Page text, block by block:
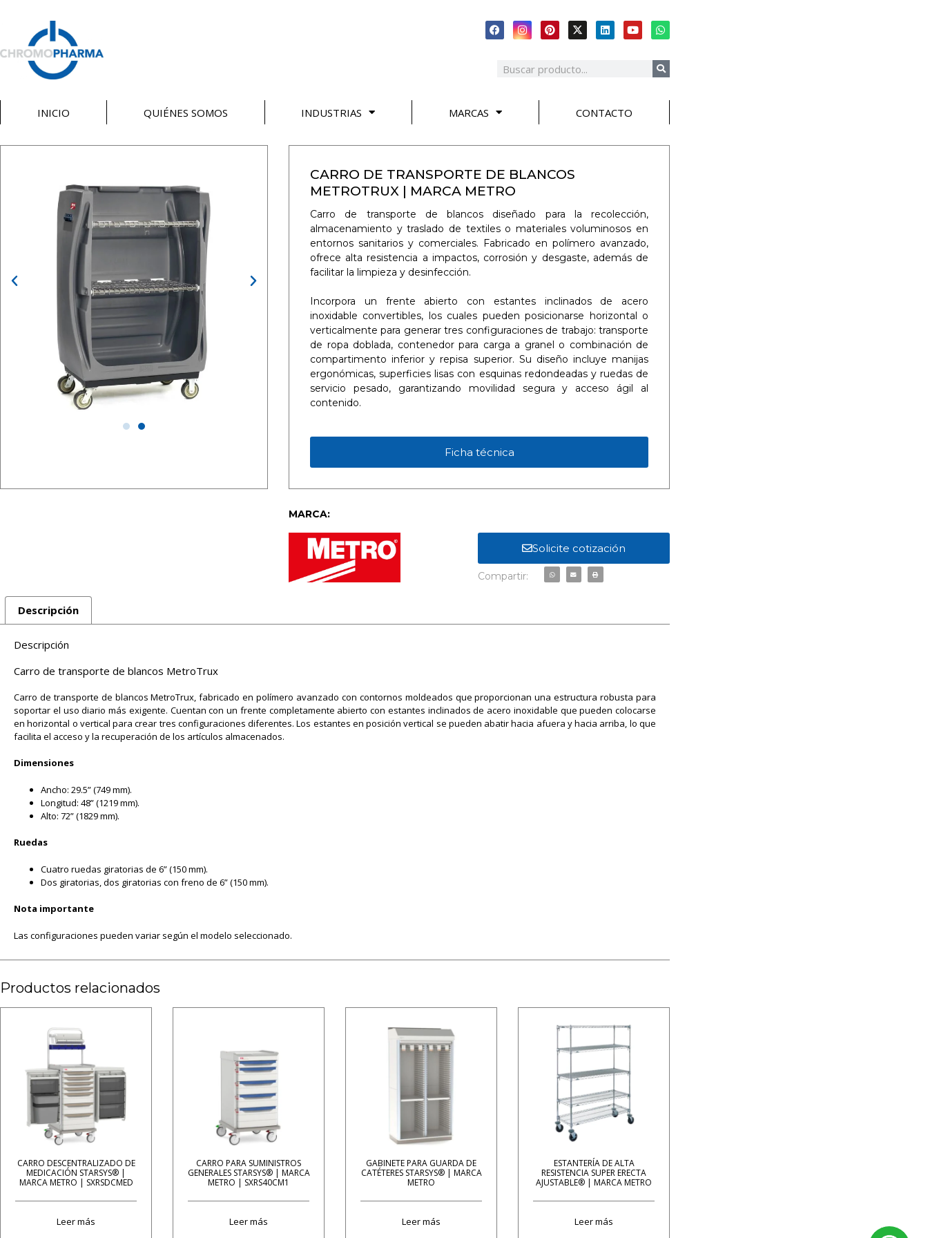
INICIO QUIÉNES SOMOS INDUSTRIAS MARCAS CONTACTO
CARRO DE TRANSPORTE DE BLANCOS
METROTRUX | MARCA METRO
Carro de transporte de blancos diseñado para la recolección,
almacenamiento y traslado de textiles o materiales voluminosos en
entornos sanitarios y comerciales. Fabricado en polímero avanzado,
ofrece alta resistencia a impactos, corrosión y desgaste, además de
facilitar la limpieza y desinfección.
Incorpora un frente abierto con estantes inclinados de acero
inoxidable convertibles, los cuales pueden posicionarse horizontal o
verticalmente para generar tres configuraciones de trabajo: transporte
de ropa doblada, contenedor para carga a granel o combinación de
compartimento inferior y repisa superior. Su diseño incluye manijas
ergonómicas, superficies lisas con esquinas redondeadas y ruedas de
servicio pesado, garantizando movilidad segura y acceso ágil al
contenido.
Ficha técnica
MARCA:
Solicite cotización
Compartir:
Descripción
Descripción
Carro de transporte de blancos MetroTrux
Carro de transporte de blancos MetroTrux, fabricado en polímero avanzado con contornos moldeados que proporcionan una estructura robusta para
soportar el uso diario más exigente. Cuentan con un frente completamente abierto con estantes inclinados de acero inoxidable que pueden colocarse
en horizontal o vertical para crear tres configuraciones diferentes. Los estantes en posición vertical se pueden abatir hacia afuera y hacia arriba, lo que
facilita el acceso y la recuperación de los artículos almacenados.
Dimensiones
Ancho: 29.5” (749 mm).
Longitud: 48” (1219 mm).
Alto: 72” (1829 mm).
Ruedas
Cuatro ruedas giratorias de 6” (150 mm).
Dos giratorias, dos giratorias con freno de 6” (150 mm).
Nota importante
Las configuraciones pueden variar según el modelo seleccionado.
Productos relacionados
CARRO DESCENTRALIZADO DE
MEDICACIÓN STARSYS® |
MARCA METRO | SXRSDCMED
Leer más
CARRO PARA SUMINISTROS
GENERALES STARSYS® | MARCA
METRO | SXRS40CM1
Leer más
GABINETE PARA GUARDA DE
CATÉTERES STARSYS® | MARCA
METRO
Leer más
ESTANTERÍA DE ALTA
RESISTENCIA SUPER ERECTA
AJUSTABLE® | MARCA METRO
Leer más